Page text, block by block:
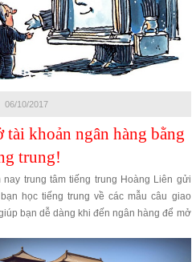
06/10/2017
tài khoản ngân hàng bằng
trung!
nay trung tâm tiếng trung Hoàng Liên gửi
học tiếng trung về các mẫu câu giao
bạn dễ dàng khi đến ngân hàng để mở